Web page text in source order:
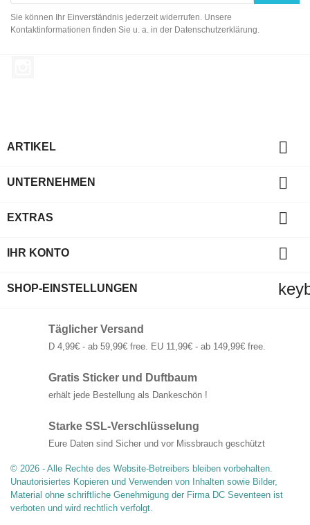
Sie können Ihr Einverständnis jederzeit widerrufen. Unsere
Kontaktinformationen finden Sie u. a. in der Datenschutzerklärung.
ARTIKEL 
UNTERNEHMEN 
EXTRAS 
IHR KONTO 
SHOP-EINSTELLUNGEN
Täglicher Versand
D 4,99€ - ab 59,99€ free. EU 11,99€ - ab 149,99€ free.
Gratis Sticker und Duftbaum
erhält jede Bestellung als Dankeschön !
Starke SSL-Verschlüsselung
Eure Daten sind Sicher und vor Missbrauch geschützt
© 2026 - Alle Rechte des Website-Betreibers bleiben vorbehalten.
Unautorisiertes Kopieren und Verwenden von Inhalten sowie Bilder,
Material ohne schriftliche Genehmigung der Firma DC Seventeen ist
verboten und wird rechtlich verfolgt.